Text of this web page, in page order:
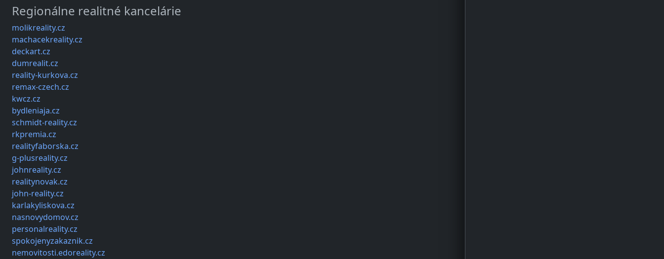
Regionálne realitné kancelárie
molikreality.cz
machacekreality.cz
deckart.cz
dumrealit.cz
reality-kurkova.cz
remax-czech.cz
kwcz.cz
bydleniaja.cz
schmidt-reality.cz
rkpremia.cz
realityfaborska.cz
g-plusreality.cz
johnreality.cz
realitynovak.cz
john-reality.cz
karlakyliskova.cz
nasnovydomov.cz
personalreality.cz
spokojenyzakaznik.cz
nemovitosti.edoreality.cz